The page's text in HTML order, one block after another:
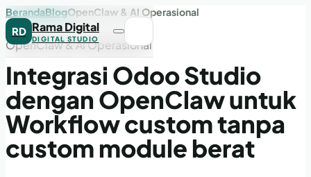
RD Rama Digital
DIGITAL STUDIO
BerandaBlogOpenClaw & AI Operasional
OpenClaw & AI Operasional
Integrasi Odoo Studio
dengan OpenClaw untuk
Workflow custom tanpa
custom module berat